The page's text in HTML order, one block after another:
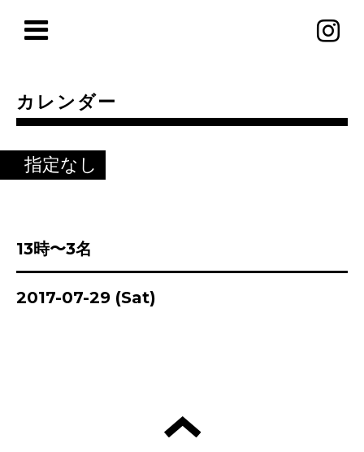
カレンダー
指定なし
13時〜3名
2017-07-29 (Sat)